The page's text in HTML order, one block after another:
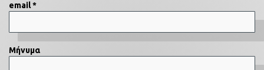
email *
Μήνυμα